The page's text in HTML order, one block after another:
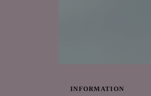
INFORMATION